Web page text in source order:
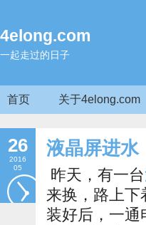
4elong.com
一起走过的日子
首页 关于4elong.com
26
2016
05
液晶屏进水
昨天，有一台
来换，路上
装好后，一通